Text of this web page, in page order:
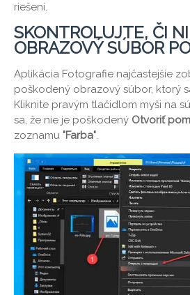
riešení.
SKONTROLUJTE, ČI
OBRAZOVÝ SÚBOR
Aplikácia Fotografie najčastejšie
poškodený obrazový súbor, ktorý
Kliknite pravým tlačidlom myši na
sa, že nie je poškodený Otvoriť
zoznamu "Farba".